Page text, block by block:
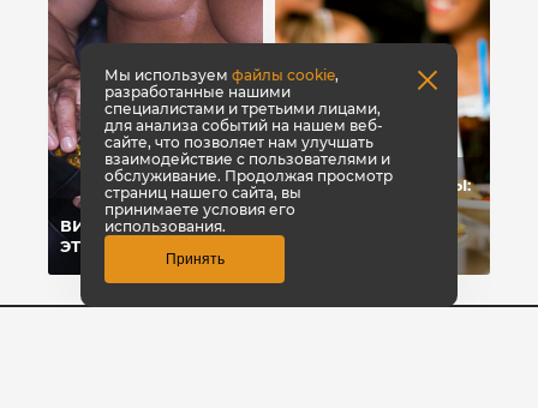
ВИТАМИНЫ: ЧТО
ЭТО?
УГЛЕВОДЫ-УБИЙЦЫ:
ПОЧЕМУ МЫ
Мы используемфайлы cookie,
разработанные нашими
специалистами и третьими лицами,
для анализа событий на нашем веб-
сайте, что позволяет нам улучшать
взаимодействие с пользователями и
обслуживание. Продолжая просмотр
страниц нашего сайта, вы
принимаете условия его
использования.
Принять